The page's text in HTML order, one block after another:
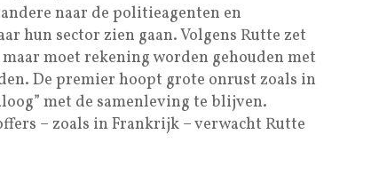
naar de politieagenten en
hun sector zien gaan. Volgens Rutte zet
moet rekening worden gehouden met
De premier hoopt grote onrust zoals in
met de samenleving te blijven.
– zoals in Frankrijk – verwacht Rutte